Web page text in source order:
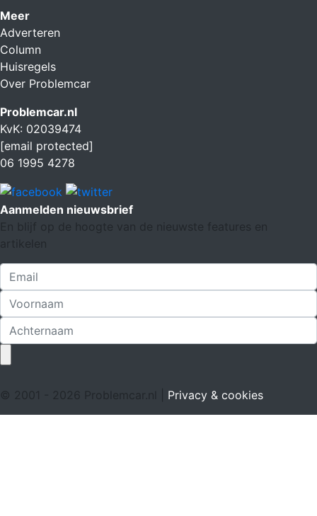
Meer
Adverteren
Column
Huisregels
Over Problemcar
Problemcar.nl
KvK: 02039474
[email protected]
06 1995 4278
Aanmelden nieuwsbrief
En blijf op de hoogte van de nieuwste features en
artikelen
© 2001 - 2026 Problemcar.nl | Privacy & cookies